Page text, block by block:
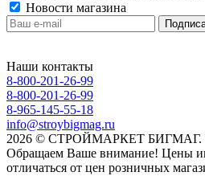
Новости магазина
Наши контакты
8-800-201-26-99
8-800-201-26-99
8-965-145-55-18
info@stroybigmag.ru
2026 © СТРОЙМАРКЕТ БИГМАГ.
Обращаем Ваше внимание! Цены
отличаться от цен розничных